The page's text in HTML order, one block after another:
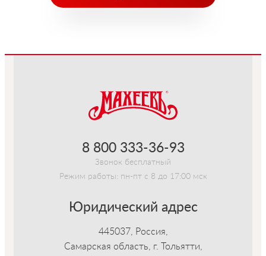
8 800 333-36-93
Звонок бесплатный
Режим работы: пн-пт с 8 до 17:00 мск
Юридический адрес
445037, Россия,
Самарская область, г. Тольятти,